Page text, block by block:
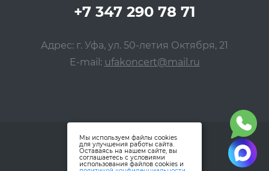
+7 347 290 78 71
Адрес: г. Уфа, ул. 50-летия Октября, 21
E-mail: ufakoncert@mail.ru
Мы используем файлы cookies
для улучшения работы сайта.
Оставаясь на нашем сайте, вы
соглашаетесь с условиями
использования файлов cookies и